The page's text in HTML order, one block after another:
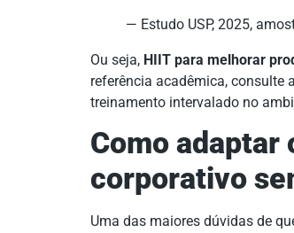
— Estudo USP, 2025,
Ou seja, HIIT para melhorar
referência acadêmica, consulte
treinamento intervalado no
Como adaptar
corporativo
Uma das maiores dúvidas de